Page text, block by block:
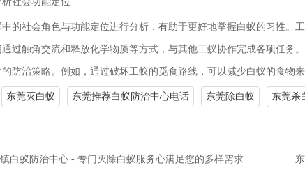
的社会角色与功能定位进行分析，有助于更好地掌握白蚁的习性。
过触角交流和释放化学物质等方式，与其他工蚁协作完成各项任务
防治策略。例如，通过破坏工蚁的觅食路线，可以减少白蚁的食物来
东莞灭白蚁 东莞推荐白蚁防治中心电话 东莞除白蚁 东莞杀
白蚁防治中心 - 专门灭除白蚁服务心满足您的多样需求